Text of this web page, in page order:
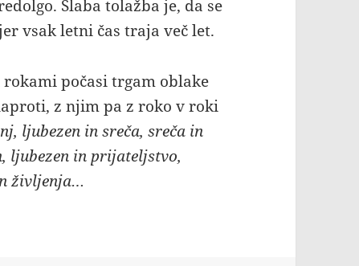
Slaba tolažba je, da se
vsak letni čas traja več let.
počasi trgam oblake
z njim pa z roko v roki
ljubezen in sreča, sreča in
ljubezen in prijateljstvo,
življenja…